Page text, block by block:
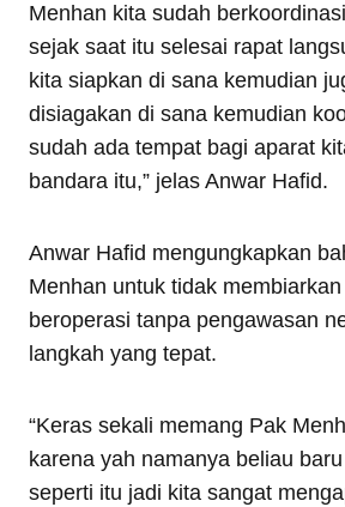
Menhan kita sudah
sejak saat itu selesai rapat
kita siapkan di sana kemudian
disiagakan di sana kemudian
sudah ada tempat bagi aparat
bandara itu,” jelas Anwar Hafid.
Anwar Hafid mengungkapkan
Menhan untuk tidak
beroperasi tanpa pengawasan
langkah yang tepat.
“Keras sekali memang Pak
karena yah namanya beliau
seperti itu jadi kita sangat